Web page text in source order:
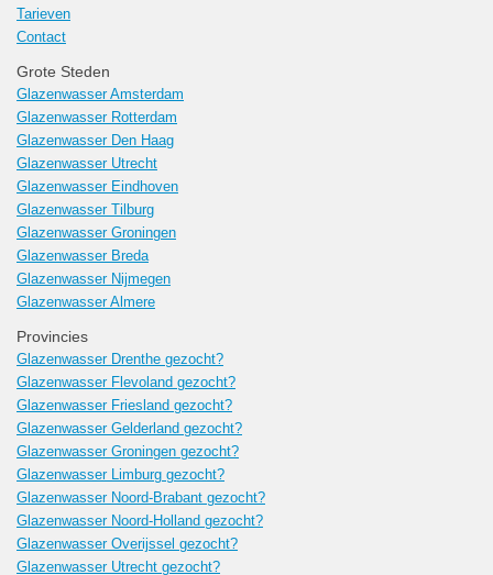
Tarieven
Contact
Grote Steden
Glazenwasser Amsterdam
Glazenwasser Rotterdam
Glazenwasser Den Haag
Glazenwasser Utrecht
Glazenwasser Eindhoven
Glazenwasser Tilburg
Glazenwasser Groningen
Glazenwasser Breda
Glazenwasser Nijmegen
Glazenwasser Almere
Provincies
Glazenwasser Drenthe gezocht?
Glazenwasser Flevoland gezocht?
Glazenwasser Friesland gezocht?
Glazenwasser Gelderland gezocht?
Glazenwasser Groningen gezocht?
Glazenwasser Limburg gezocht?
Glazenwasser Noord-Brabant gezocht?
Glazenwasser Noord-Holland gezocht?
Glazenwasser Overijssel gezocht?
Glazenwasser Utrecht gezocht?